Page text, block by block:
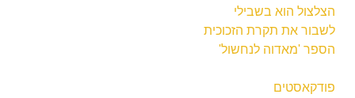
הצלצול הוא בשבילי
לשבור את תקרת הזכוכית
הספר 'מאדוה לנחשול'
פודקאסטים